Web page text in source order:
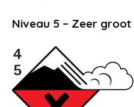
Niveau 5 – Zeer